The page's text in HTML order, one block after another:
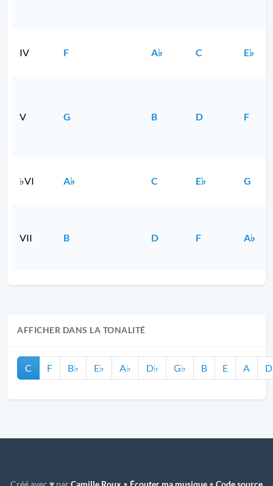
IV F A♭ C E♭
V G B D F
♭VI A♭ C E♭ G
VII B D F A♭
AFFICHER DANS LA TONALITÉ
C F B♭ E♭ A♭ D♭ G♭ B E A D